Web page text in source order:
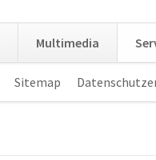
Multimedia
Sitemap